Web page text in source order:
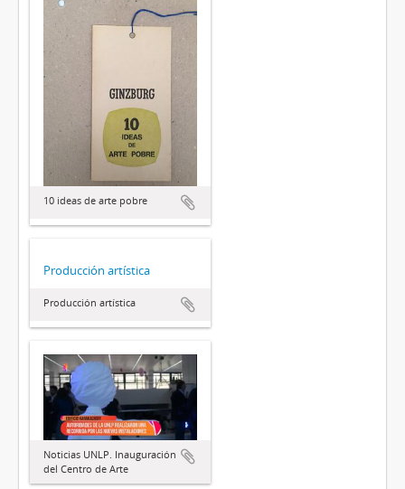
10 ideas de arte pobre
Producción artística
Producción artística
Noticias UNLP. Inauguración
del Centro de Arte